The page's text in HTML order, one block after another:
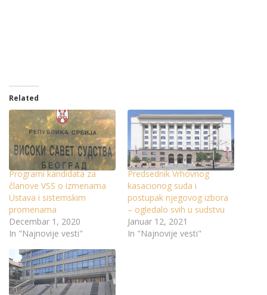
Related
Programi kandidata za
članove VSS o izmenama
Ustava i sistemskim
promenama
Decembar 1, 2020
In "Najnovije vesti"
Predsednik Vrhovnog
kasacionog suda i
postupak njegovog izbora
– ogledalo svih u sudstvu
Januar 12, 2021
In "Najnovije vesti"